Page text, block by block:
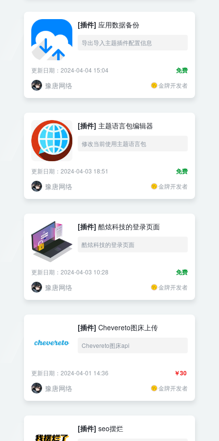
[插件] 应用数据备份
导出导入主题插件配置信息
免费
更新日期：2024-04-04 15:04
豫唐网络 金牌开发者
[插件] 主题语言包编辑器
修改当前使用主题语言包
免费
更新日期：2024-04-03 18:51
豫唐网络 金牌开发者
[插件] 酷炫科技的登录页面
酷炫科技的登录页面
免费
更新日期：2024-04-03 10:28
豫唐网络 金牌开发者
[插件] Chevereto图床上传
Chevereto图床api
￥30
更新日期：2024-04-01 14:36
豫唐网络 金牌开发者
[插件] seo摆烂